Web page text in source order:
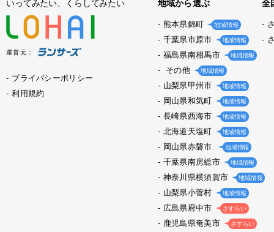
いってみたい、くらしてみたい
運営元：
プライバシーポリシー
利用規約
地域から選ぶ
熊本県錦町 地域情報
千葉県市原市 地域情報
福島県南相馬市 地域情報
その他 地域情報
山梨県甲州市 地域情報
岡山県和気町 地域情報
長崎県西海市 地域情報
北海道天塩町 地域情報
岡山県赤磐市. 地域情報
千葉県南房総市 地域情報
神奈川県横須賀市 地域情報
山梨県小菅村 地域情報
広島県府中市 さすらい
鹿児島県奄美市 さすらい
全